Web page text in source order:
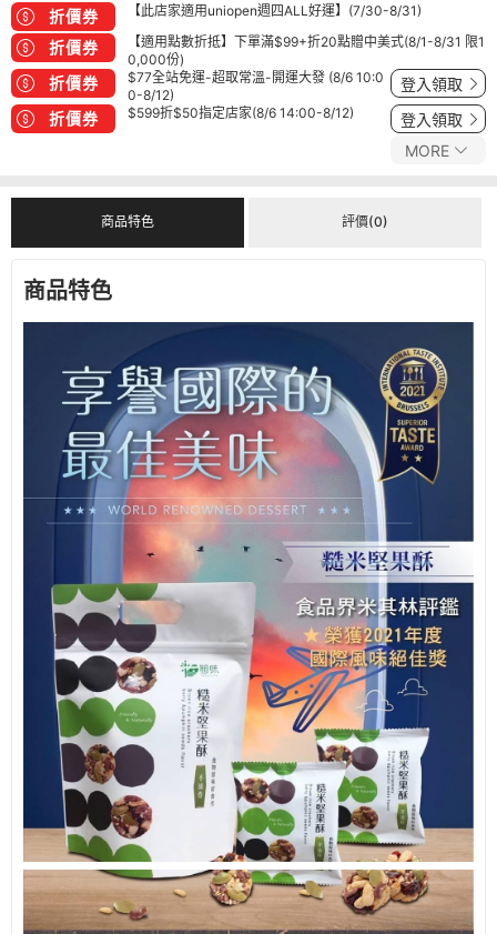
折價券 【此店家適用uniopen週四ALL好運】(7/30-8/31)
折價券
【適用點數折抵】下單滿$99+折20點贈中美式(8/1-8/31 限1
0,000份)
折價券
$77全站免運-超取常溫-開運大發 (8/6 10:0
0-8/12)
登入領取
折價券 $599折$50指定店家(8/6 14:00-8/12) 登入領取
MORE
商品特色 評價(0)
商品特色